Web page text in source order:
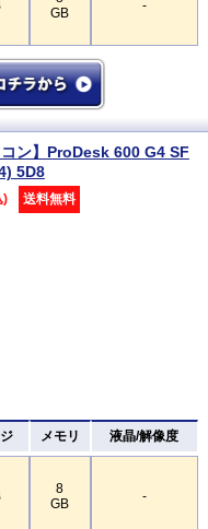
GB
-
ン】ProDesk 600 G4 SF
5D8
) 送料無料
メモリ 液晶/解像度
8
GB
-